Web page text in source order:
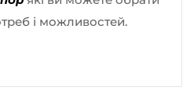
і можливостей.